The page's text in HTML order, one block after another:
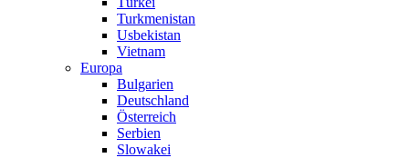
Turkmenistan
Usbekistan
Vietnam
Europa
Bulgarien
Deutschland
Österreich
Serbien
Slowakei